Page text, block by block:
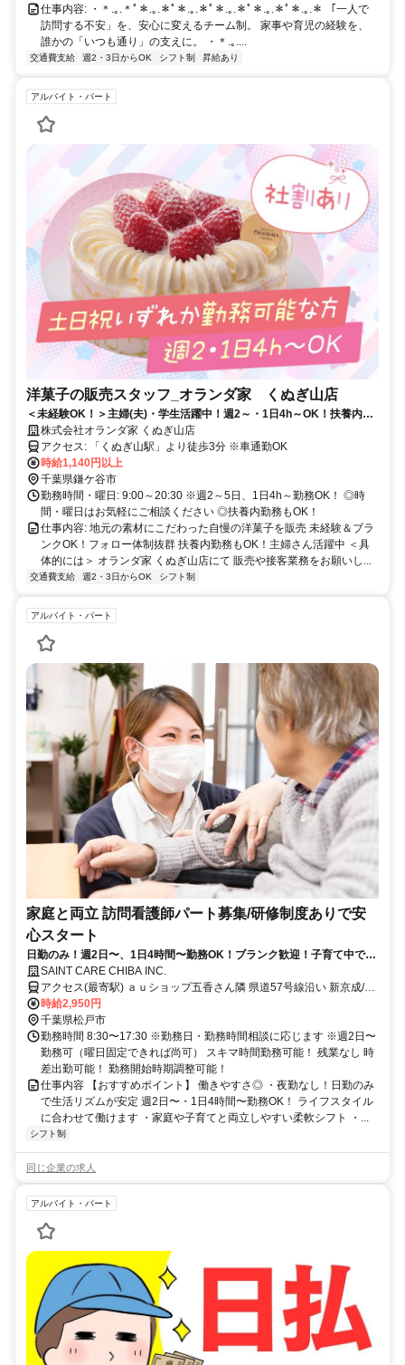
仕事内容: ・＊.｡.＊ﾟ＊.｡.＊ﾟ＊.｡.＊ﾟ＊.｡.＊ﾟ＊.｡.＊ﾟ＊.｡.＊ 「一人で
訪問する不安」を、安心に変えるチーム制。 家事や育児の経験を、
誰かの「いつも通り」の支えに。 ・＊.｡....
交通費支給 週2・3日からOK シフト制 昇給あり
アルバイト・パート
洋菓子の販売スタッフ_オランダ家 くぬぎ山店
＜未経験OK！＞主婦(夫)・学生活躍中！週2～・1日4h～OK！扶養内も
可能です(土日祝いずれか勤務可能な方)／曜日・時間・日数など応相
談！
株式会社オランダ家 くぬぎ山店
アクセス: 「くぬぎ山駅」より徒歩3分 ※車通勤OK
時給1,140円以上
千葉県鎌ケ谷市
勤務時間・曜日: 9:00～20:30 ※週2～5日、1日4h～勤務OK！ ◎時
間・曜日はお気軽にご相談ください ◎扶養内勤務もOK！
仕事内容: 地元の素材にこだわった自慢の洋菓子を販売 未経験＆ブラ
ンクOK！フォロー体制抜群 扶養内勤務もOK！主婦さん活躍中 ＜具
体的には＞ オランダ家 くぬぎ山店にて 販売や接客業務をお願いし...
交通費支給 週2・3日からOK シフト制
アルバイト・パート
家庭と両立 訪問看護師パート募集/研修制度ありで安
心スタート
日勤のみ！週2日〜、1日4時間〜勤務OK！ブランク歓迎！子育て中でも
安心♪柔軟シフトで家庭と両立できる！先輩同行で安心スタート◎訪問看
護パート募集
SAINT CARE CHIBA INC.
アクセス(最寄駅) ａｕショップ五香さん隣 県道57号線沿い 新京成/元
山駅より470ｍ、新京成/五香駅より800ｍ <自動車通勤可/駐車場完備
> ＜受付窓口＞セントケア千葉株式会社 千葉県千葉市中央区新町1-17
JPR千葉ビル12F
時給2,950円
千葉県松戸市
勤務時間 8:30〜17:30 ※勤務日・勤務時間相談に応じます ※週2日〜
勤務可（曜日固定できれば尚可） スキマ時間勤務可能！ 残業なし 時
差出勤可能！ 勤務開始時期調整可能！
仕事内容 【おすすめポイント】 働きやすさ◎ ・夜勤なし！日勤のみ
で生活リズムが安定 週2日〜・1日4時間〜勤務OK！ ライフスタイル
に合わせて働けます ・家庭や子育てと両立しやすい柔軟シフト ・...
シフト制
同じ企業の求人
アルバイト・パート